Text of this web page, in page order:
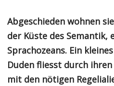
Abgeschieden wohnen
der Küste des Semantik,
Sprachozeans. Ein
Duden fliesst durch
mit den nötigen